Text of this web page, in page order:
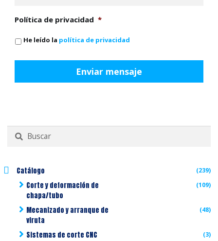
Política de privacidad *
He leído la política de privacidad
Buscar
por:
Catálogo (239)
Corte y deformación de
chapa/tubo
(109)
Mecanizado y arranque de
viruta
(48)
Sistemas de corte CNC (3)